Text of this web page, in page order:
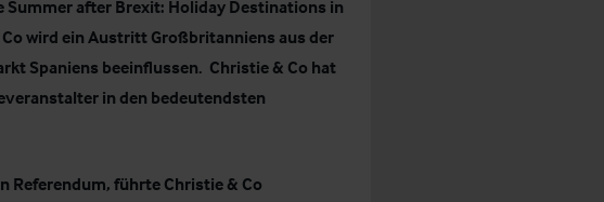
Summer after Brexit: Holiday Destinations in
wird ein Austritt Großbritanniens aus der
Spaniens beeinflussen. Christie & Co hat
in den bedeutendsten
Referendum, führte Christie & Co